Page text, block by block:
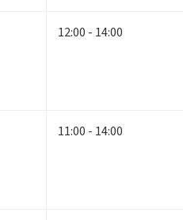
12:00 - 14:00
11:00 - 14:00